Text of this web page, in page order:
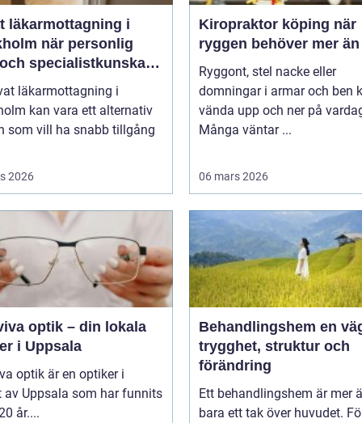
läkarmottagning i
personlig
specialistkunskap
läkarmottagning i
kan vara ett alternativ
som vill ha snabb tillgång
2026
Kiropraktor köping när
ryggen behöver mer
Ryggont, stel nacke eller
domningar i armar och ben
vända upp och ner på
Många väntar ...
06 mars 2026
optik – din lokala
i Uppsala
optik är en optiker i
av Uppsala som har funnits
år....
Behandlingshem en väg till
trygghet, struktur och
förändring
Ett behandlingshem är mer
bara ett tak över huvudet.